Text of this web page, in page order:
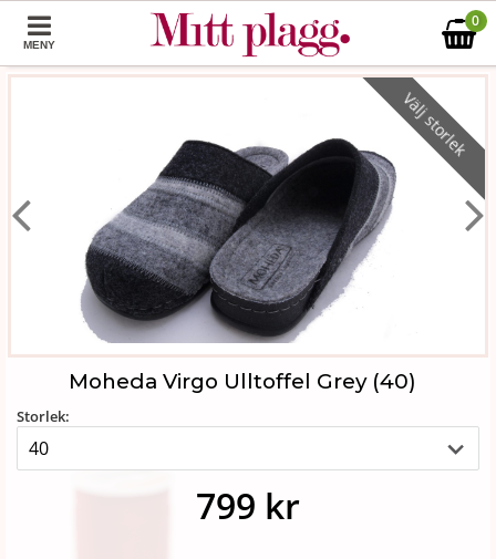
MENY
0
Välj storlek
Moheda Virgo Ulltoffel Grey (40)
Storlek:
799 kr